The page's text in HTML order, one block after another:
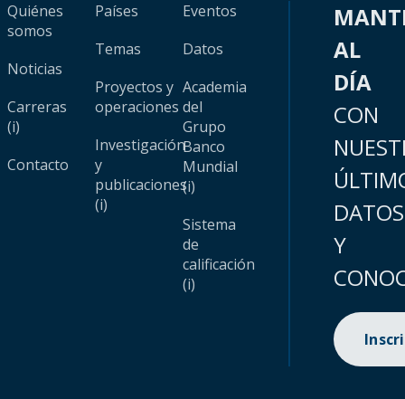
Quiénes
somos
Noticias
Carreras
(i)
Contacto
Países
Temas
Proyectos y
operaciones
Investigación
y
publicaciones
(i)
Eventos
Datos
Academia
del
Grupo
Banco
Mundial
(i)
Sistema
de
calificación
(i)
AL
DÍA
CON
DATOS
Y